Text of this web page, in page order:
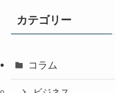
カテゴリー
コラム